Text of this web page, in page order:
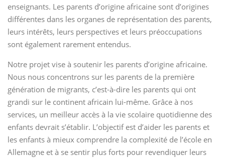
enseignants. Les parents d’origine africaine sont d’origines
différentes dans les organes de représentation des parents,
leurs intérêts, leurs perspectives et leurs préoccupations
sont également rarement entendus.
Notre projet vise à soutenir les parents d’origine africaine.
Nous nous concentrons sur les parents de la première
génération de migrants, c’est-à-dire les parents qui ont
grandi sur le continent africain lui-même. Grâce à nos
services, un meilleur accès à la vie scolaire quotidienne des
enfants devrait s’établir. L’objectif est d’aider les parents et
les enfants à mieux comprendre la complexité de l’école en
Allemagne et à se sentir plus forts pour revendiquer leurs